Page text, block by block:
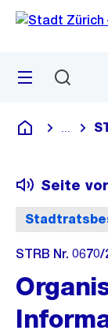
Sprunglink
Menü
Deutsch
Seite
STRB Nr. 0670/